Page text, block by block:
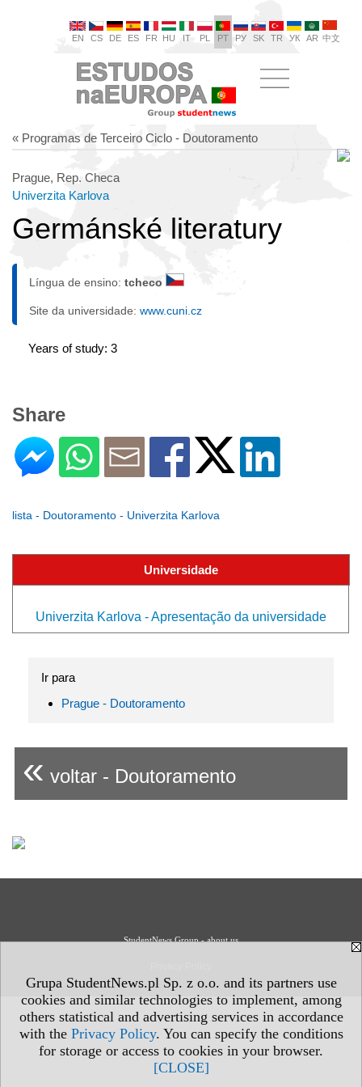
Grupa StudentNews.pl Sp. z o.o. and its partners use
cookies and similar technologies to implement, among
others statistical and advertising services in accordance
with the Privacy Policy. You can specify the conditions
for storage or access to cookies in your browser.
[CLOSE]
EN CS DE ES FR HU IT PL PT РУ SK TR УК AR 中文
« Programas de Terceiro Ciclo - Doutoramento
Prague, Rep. Checa
Univerzita Karlova
Germánské literatury
Língua de ensino: tcheco
Site da universidade: www.cuni.cz
Years of study: 3
Share
lista - Doutoramento - Univerzita Karlova
Universidade
Univerzita Karlova - Apresentação da universidade
Ir para
Prague - Doutoramento
« voltar - Doutoramento
StudentNews Group - about us